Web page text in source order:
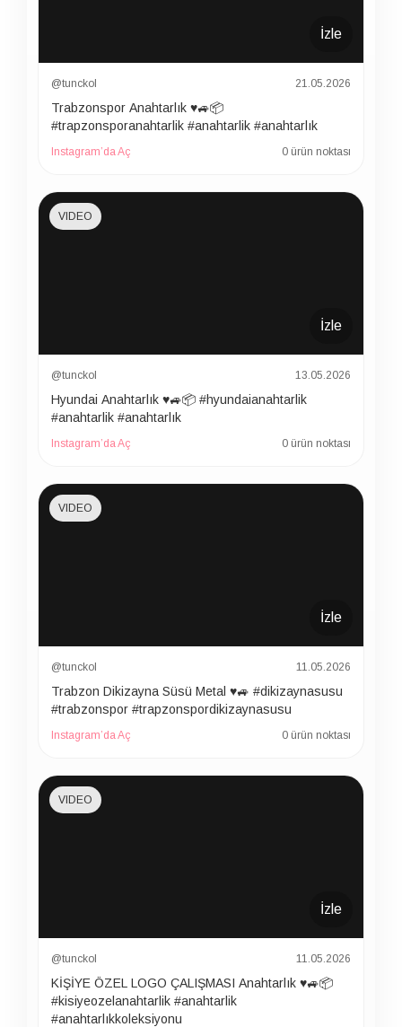
İzle
@tunckol 21.05.2026
Trabzonspor Anahtarlık ♥️🚙📦
#trapzonsporanahtarlik #anahtarlik #anahtarlık
Instagram’da Aç 0 ürün noktası
İzle
VIDEO
@tunckol 13.05.2026
Hyundai Anahtarlık ♥️🚙📦 #hyundaianahtarlik
#anahtarlik #anahtarlık
Instagram’da Aç 0 ürün noktası
İzle
VIDEO
@tunckol 11.05.2026
Trabzon Dikizayna Süsü Metal ♥️🚙 #dikizaynasusu
#trabzonspor #trapzonspordikizaynasusu
Instagram’da Aç 0 ürün noktası
İzle
VIDEO
@tunckol 11.05.2026
KİŞİYE ÖZEL LOGO ÇALIŞMASI Anahtarlık ♥️🚙📦
#kisiyeozelanahtarlik #anahtarlik
#anahtarlıkkoleksiyonu